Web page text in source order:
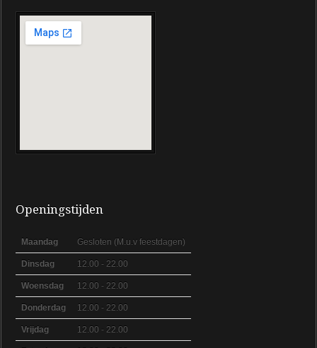
Openingstijden
Maandag Gesloten (M.u.v feestdagen)
Dinsdag 12.00 - 22.00
Woensdag 12.00 - 22.00
Donderdag 12.00 - 22.00
Vrijdag 12.00 - 22.00